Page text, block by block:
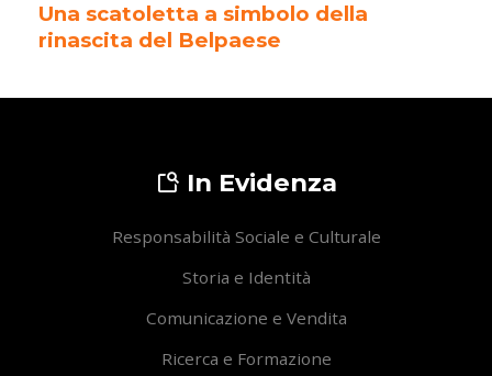
Una scatoletta a simbolo della
rinascita del Belpaese
In Evidenza
Responsabilità Sociale e Culturale
Storia e Identità
Comunicazione e Vendita
Ricerca e Formazione